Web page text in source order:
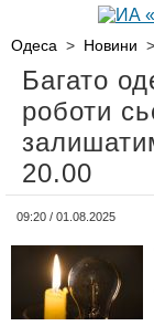
Одеса > Новини >
Багато
роботи
20.00
09:20 / 01.08.2025